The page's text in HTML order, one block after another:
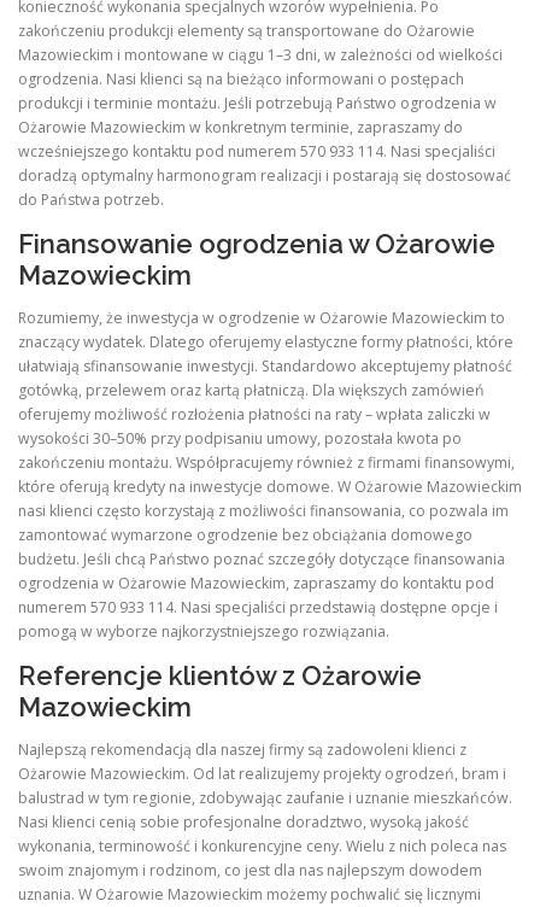
konieczność wykonania specjalnych wzorów wypełnienia. Po
zakończeniu produkcji elementy są transportowane do Ożarowie
Mazowieckim i montowane w ciągu 1–3 dni, w zależności od wielkości
ogrodzenia. Nasi klienci są na bieżąco informowani o postępach
produkcji i terminie montażu. Jeśli potrzebują Państwo ogrodzenia w
Ożarowie Mazowieckim w konkretnym terminie, zapraszamy do
wcześniejszego kontaktu pod numerem 570 933 114. Nasi specjaliści
doradzą optymalny harmonogram realizacji i postarają się dostosować
do Państwa potrzeb.
Finansowanie ogrodzenia w Ożarowie
Mazowieckim
Rozumiemy, że inwestycja w ogrodzenie w Ożarowie Mazowieckim to
znaczący wydatek. Dlatego oferujemy elastyczne formy płatności, które
ułatwiają sfinansowanie inwestycji. Standardowo akceptujemy płatność
gotówką, przelewem oraz kartą płatniczą. Dla większych zamówień
oferujemy możliwość rozłożenia płatności na raty – wpłata zaliczki w
wysokości 30–50% przy podpisaniu umowy, pozostała kwota po
zakończeniu montażu. Współpracujemy również z firmami finansowymi,
które oferują kredyty na inwestycje domowe. W Ożarowie Mazowieckim
nasi klienci często korzystają z możliwości finansowania, co pozwala im
zamontować wymarzone ogrodzenie bez obciążania domowego
budżetu. Jeśli chcą Państwo poznać szczegóły dotyczące finansowania
ogrodzenia w Ożarowie Mazowieckim, zapraszamy do kontaktu pod
numerem 570 933 114. Nasi specjaliści przedstawią dostępne opcje i
pomogą w wyborze najkorzystniejszego rozwiązania.
Referencje klientów z Ożarowie
Mazowieckim
Najlepszą rekomendacją dla naszej firmy są zadowoleni klienci z
Ożarowie Mazowieckim. Od lat realizujemy projekty ogrodzeń, bram i
balustrad w tym regionie, zdobywając zaufanie i uznanie mieszkańców.
Nasi klienci cenią sobie profesjonalne doradztwo, wysoką jakość
wykonania, terminowość i konkurencyjne ceny. Wielu z nich poleca nas
swoim znajomym i rodzinom, co jest dla nas najlepszym dowodem
uznania. W Ożarowie Mazowieckim możemy pochwalić się licznymi